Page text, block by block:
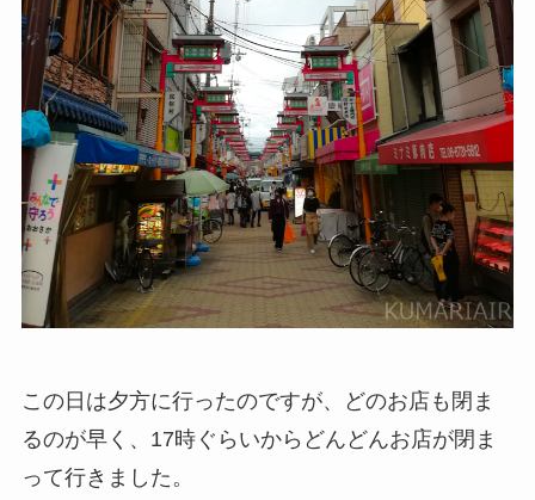
この日は夕方に行ったのですが、どのお店も閉ま
るのが早く、17時ぐらいからどんどんお店が閉ま
って行きました。